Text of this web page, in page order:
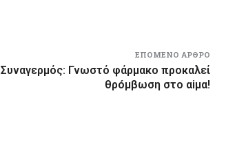
ΕΠΌΜΕΝΟ ΆΡΘΡΟ
Συναγερμός: Γνωστό φάρμακο προκαλεί
θρóμβωση στο αiμα!